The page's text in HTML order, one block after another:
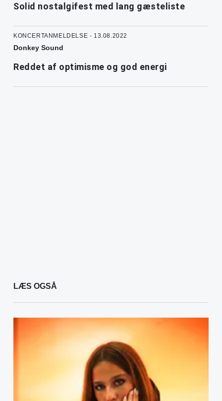
Solid nostalgifest med lang gæsteliste
KONCERTANMELDELSE - 13.08.2022
Donkey Sound
Reddet af optimisme og god energi
LÆS OGSÅ